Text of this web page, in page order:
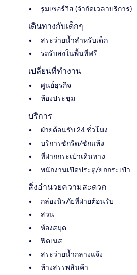
รูมเซอร์วิส (จำกัดเวลาบริการ)
เดินทางกับเด็กๆ
สระว่ายน้ำสำหรับเด็ก
รถรับส่งในพื้นที่ฟรี
เปลี่ยนที่ทำงาน
ศูนย์ธุรกิจ
ห้องประชุม
บริการ
ฝ่ายต้อนรับ 24 ชั่วโมง
บริการซักรีด/ซักแห้ง
ที่ฝากกระเป๋าเดินทาง
พนักงานเปิดประตู/ยกกระเป๋า
สิ่งอำนวยความสะดวก
กล่องนิรภัยที่ฝ่ายต้อนรับ
สวน
ห้องสมุด
ฟิตเนส
สระว่ายน้ำกลางแจ้ง
ห้างสรรพสินค้า